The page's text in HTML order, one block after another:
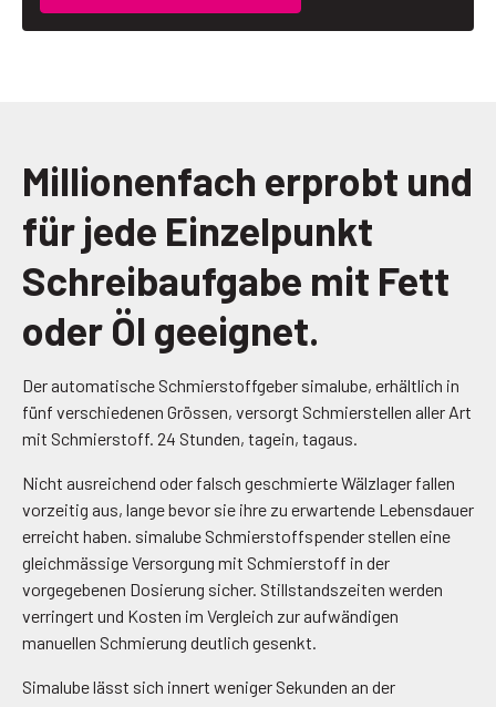
Millionenfach erprobt und
für jede Einzelpunkt
Schreibaufgabe mit Fett
oder Öl geeignet.
Der automatische Schmierstoffgeber simalube, erhältlich in
fünf verschiedenen Grössen, versorgt Schmierstellen aller Art
mit Schmierstoff. 24 Stunden, tagein, tagaus.
Nicht ausreichend oder falsch geschmierte Wälzlager fallen
vorzeitig aus, lange bevor sie ihre zu erwartende Lebensdauer
erreicht haben. simalube Schmierstoffspender stellen eine
gleichmässige Versorgung mit Schmierstoff in der
vorgegebenen Dosierung sicher. Stillstandszeiten werden
verringert und Kosten im Vergleich zur aufwändigen
manuellen Schmierung deutlich gesenkt.
Simalube lässt sich innert weniger Sekunden an der